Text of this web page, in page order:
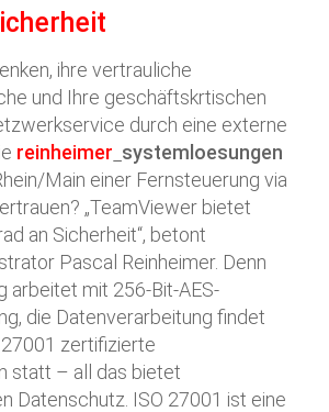
ihre vertrauliche
und Ihre geschäftskrtischen
durch eine externe
reinheimer systemloesungen
Main einer Fernsteuerung via
„TeamViewer bietet
an Sicherheit“, betont
Pascal Reinheimer. Denn
arbeitet mit 256-Bit-AES-
die Datenverarbeitung findet
zertifizierte
statt – all das bietet
Datenschutz. ISO 27001 ist eine